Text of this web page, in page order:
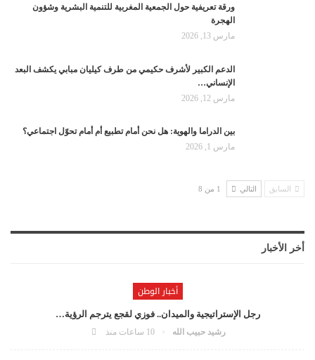
ورقة تعريفية حول الجمعية المغربية للتنمية البشرية وشؤون
الهجرة
مارس 13, 2026
الدعم الكبير لأشرف حكيمي من طرف كيليان مبابي يكشف البعد
الإنساني…
مارس 12, 2026
بين الدراما والهوية: هل نحن أمام تطبيع أم أمام تحوّل اجتماعي؟
مارس 1, 2026
السابق التالي 1 من 8
أخر الأخبار
أخبار الوطن
رجل الإستراتيجية والميدان.. فوزي لقجع يترجم الرؤية…
رشيد حبيب الله 10 ساعات منذ